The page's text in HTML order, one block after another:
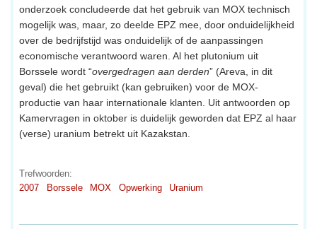
onderzoek concludeerde dat het gebruik van MOX technisch
mogelijk was, maar, zo deelde EPZ mee, door onduidelijkheid
over de bedrijfstijd was onduidelijk of de aanpassingen
economische verantwoord waren. Al het plutonium uit
Borssele wordt “overgedragen aan derden” (Areva, in dit
geval) die het gebruikt (kan gebruiken) voor de MOX-
productie van haar internationale klanten. Uit antwoorden op
Kamervragen in oktober is duidelijk geworden dat EPZ al haar
(verse) uranium betrekt uit Kazakstan.
Trefwoorden:
2007
Borssele MOX Opwerking Uranium